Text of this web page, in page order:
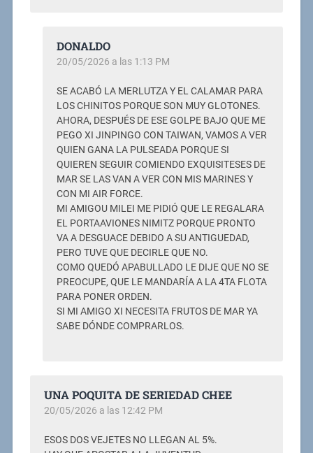
DONALDO
20/05/2026 a las 1:13 PM
SE ACABÓ LA MERLUTZA Y EL CALAMAR PARA
LOS CHINITOS PORQUE SON MUY GLOTONES.
AHORA, DESPUÉS DE ESE GOLPE BAJO QUE ME
PEGO XI JINPINGO CON TAIWAN, VAMOS A VER
QUIEN GANA LA PULSEADA PORQUE SI
QUIEREN SEGUIR COMIENDO EXQUISITESES DE
MAR SE LAS VAN A VER CON MIS MARINES Y
CON MI AIR FORCE.
MI AMIGOU MILEI ME PIDIÓ QUE LE REGALARA
EL PORTAAVIONES NIMITZ PORQUE PRONTO
VA A DESGUACE DEBIDO A SU ANTIGUEDAD,
PERO TUVE QUE DECIRLE QUE NO.
COMO QUEDÓ APABULLADO LE DIJE QUE NO SE
PREOCUPE, QUE LE MANDARÍA A LA 4TA FLOTA
PARA PONER ORDEN.
SI MI AMIGO XI NECESITA FRUTOS DE MAR YA
SABE DÓNDE COMPRARLOS.
UNA POQUITA DE SERIEDAD CHEE
20/05/2026 a las 12:42 PM
ESOS DOS VEJETES NO LLEGAN AL 5%.